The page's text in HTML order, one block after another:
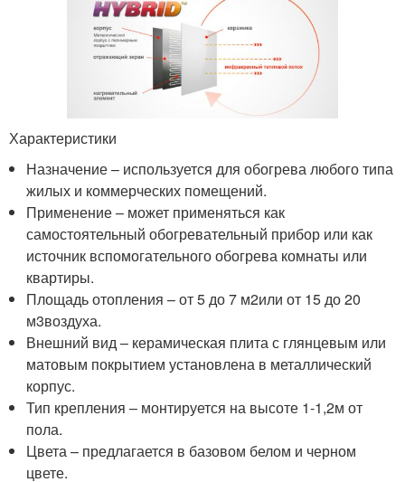
Характеристики
Назначение – используется для обогрева любого типа
жилых и коммерческих помещений.
Применение – может применяться как
самостоятельный обогревательный прибор или как
источник вспомогательного обогрева комнаты или
квартиры.
Площадь отопления – от 5 до 7 м2или от 15 до 20
м3воздуха.
Внешний вид – керамическая плита с глянцевым или
матовым покрытием установлена в металлический
корпус.
Тип крепления – монтируется на высоте 1-1,2м от
пола.
Цвета – предлагается в базовом белом и черном
цвете.